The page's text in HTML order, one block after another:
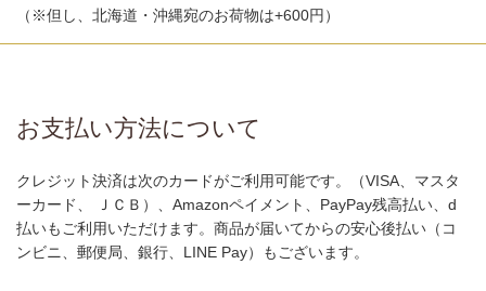
（※但し、北海道・沖縄宛のお荷物は+600円）
お支払い方法について
クレジット決済は次のカードがご利用可能です。（VISA、マスタ
ーカード、 ＪＣＢ）、Amazonペイメント、PayPay残高払い、d
払いもご利用いただけます。商品が届いてからの安心後払い（コ
ンビニ、郵便局、銀行、LINE Pay）もございます。